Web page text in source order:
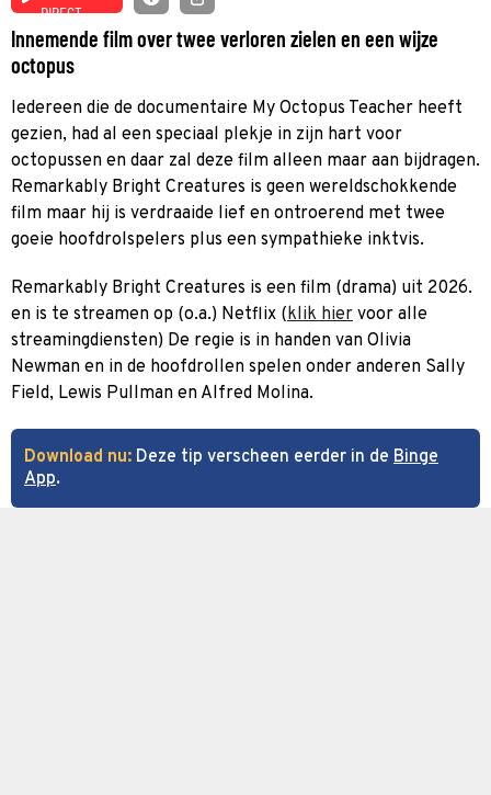
DIRECT
Innemende film over twee verloren zielen en een wijze
octopus
Iedereen die de documentaire My Octopus Teacher heeft
gezien, had al een speciaal plekje in zijn hart voor
octopussen en daar zal deze film alleen maar aan bijdragen.
Remarkably Bright Creatures is geen wereldschokkende
film maar hij is verdraaide lief en ontroerend met twee
goeie hoofdrolspelers plus een sympathieke inktvis.
Remarkably Bright Creatures is een film (drama) uit 2026.
en is te streamen op (o.a.) Netflix (klik hier voor alle
streamingdiensten) De regie is in handen van Olivia
Newman en in de hoofdrollen spelen onder anderen Sally
Field, Lewis Pullman en Alfred Molina.
Download nu: Deze tip verscheen eerder in de Binge
App.